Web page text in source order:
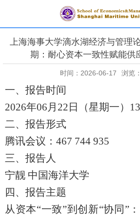
上海海事大学滴水湖经济与管理
期：耐心资本一致性赋能供
时间：2026-06-17 浏览：
一、报告时间
2026年06月22日（星期一）
二、报告形式
腾讯会议： 467 744 935
三、报告人
宁靓 中国海洋大学
四、报告主题
从资本“一致”到创新“协同”